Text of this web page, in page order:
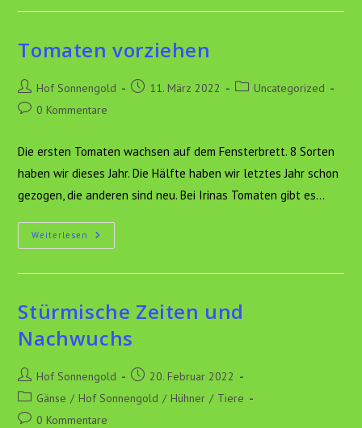
–
Tomaten vorziehen
Beitrags-
Autor:
Hof Sonnengold
Beitrag11. März 2022
Beitrags-
Uncategorized
Beitrags-
0 Kommentare
Die ersten Tomaten wachsen auf dem Fensterbrett. 8 Sorten
haben wir dieses Jahr. Die Hälfte haben wir letztes Jahr schon
gezogen, die anderen sind neu. Bei Irinas Tomaten gibt es…
Weiterlesen Tomaten
Vorziehen
Stürmische Zeiten und
Nachwuchs
Beitrags-
Autor:
Hof Sonnengold
Beitrag
veröffentlicht:
20. Februar 2022
Beitrags-
Kategorie:
Gänse / Hof Sonnengold / Hühner / Tiere
Beitrags-
0 Kommentare